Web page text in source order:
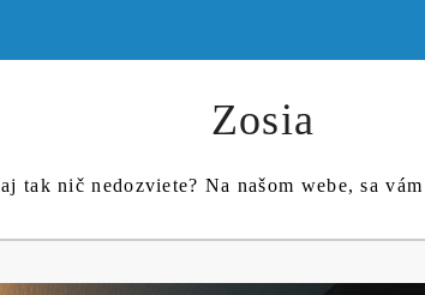
Zosia
nič nedozviete? Na našom webe, sa